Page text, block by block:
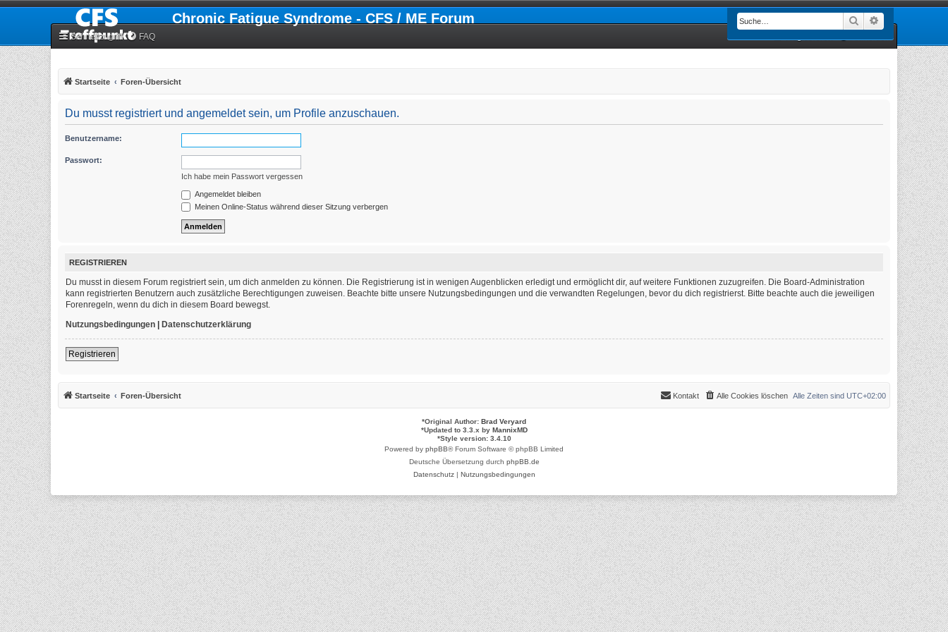
Chronic Fatigue Syndrome - CFS / ME Forum Suche
Schnellzugriff FAQ
Startseite Foren-Übersicht
Du musst registriert und angemeldet sein, um Profile anzuschauen.
Benutzername:
Passwort:
Ich habe mein Passwort vergessen
Angemeldet bleiben
Meinen Online-Status während dieser Sitzung verbergen
REGISTRIEREN
Du musst in diesem Forum registriert sein, um dich anmelden zu können. Die Registrierung ist in wenigen Augenblicken erledigt und ermöglicht dir, auf weitere Funktionen zuzugreifen. Die Board-Administration
kann registrierten Benutzern auch zusätzliche Berechtigungen zuweisen. Beachte bitte unsere Nutzungsbedingungen und die verwandten Regelungen, bevor du dich registrierst. Bitte beachte auch die jeweiligen
Forenregeln, wenn du dich in diesem Board bewegst.
Nutzungsbedingungen | Datenschutzerklärung
Registrieren
Startseite Foren-Übersicht Alle Zeiten sind UTC+02:00
Alle Cookies löschen
Kontakt
*Original Author: Brad Veryard
*Updated to 3.3.x by MannixMD
*Style version: 3.4.10
Powered by phpBB® Forum Software © phpBB Limited
Deutsche Übersetzung durch phpBB.de
Datenschutz| Nutzungsbedingungen